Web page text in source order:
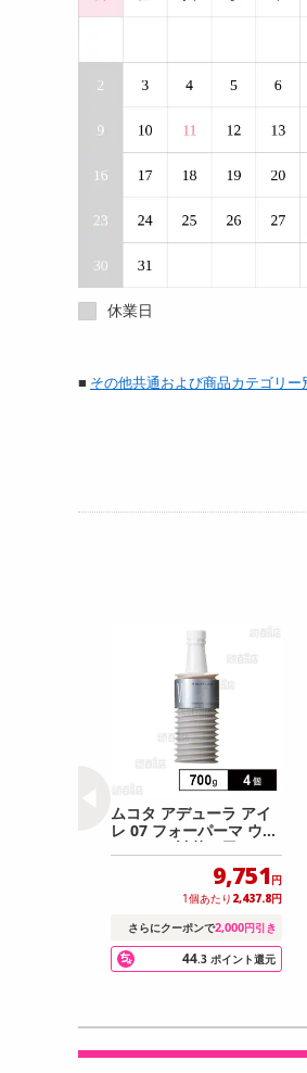
休業日
■ その他共通および商品カテゴリ
ムコタ アデューラ アイ
レ 07 フォーパーマ ウィ
ークリー 詰替え用(レフ
9,751 円
1個あたり 2,437.8円
さらにクーポンで2,000円引き
44.3 ポイント還元